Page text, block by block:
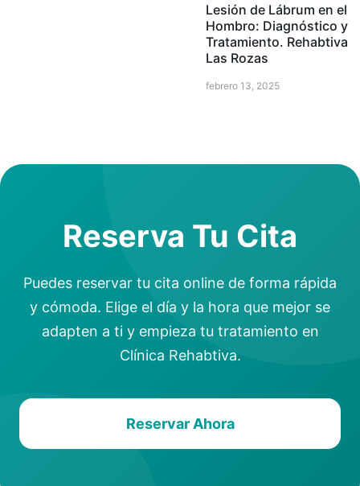
Lesión de Lábrum en el
Hombro: Diagnóstico y
Tratamiento. Rehabtiva
Las Rozas
febrero 13, 2025
Reserva Tu Cita
Puedes reservar tu cita online de forma rápida
y cómoda. Elige el día y la hora que mejor se
adapten a ti y empieza tu tratamiento en
Clínica Rehabtiva.
Reservar Ahora